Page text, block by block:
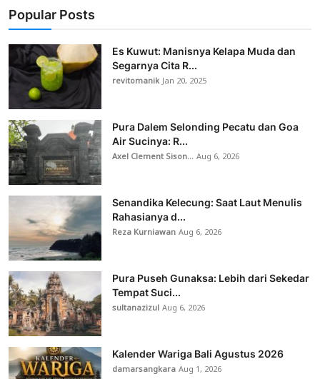
Popular Posts
Es Kuwut: Manisnya Kelapa Muda dan
Segarnya Cita R...
revitomanikJan 20, 2025
Pura Dalem Selonding Pecatu dan Goa
Air Sucinya: R...
Axel Clement Sison...Aug 6, 2026
Senandika Kelecung: Saat Laut Menulis
Rahasianya d...
Reza KurniawanAug 6, 2026
Pura Puseh Gunaksa: Lebih dari Sekedar
Tempat Suci...
sultanazizulAug 6, 2026
Kalender Wariga Bali Agustus 2026
damarsangkaraAug 1, 2026